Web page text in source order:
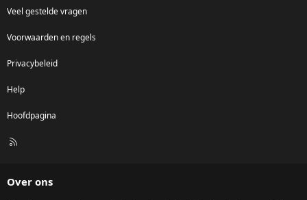
Veel gestelde vragen
Voorwaarden en regels
Privacybeleid
Help
Hoofdpagina
R
Over ons